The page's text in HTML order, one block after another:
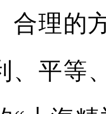
合理的
、平等